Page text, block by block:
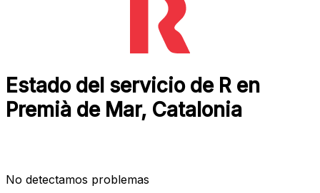
Estado del servicio de R en
Premià de Mar, Catalonia
No detectamos problemas